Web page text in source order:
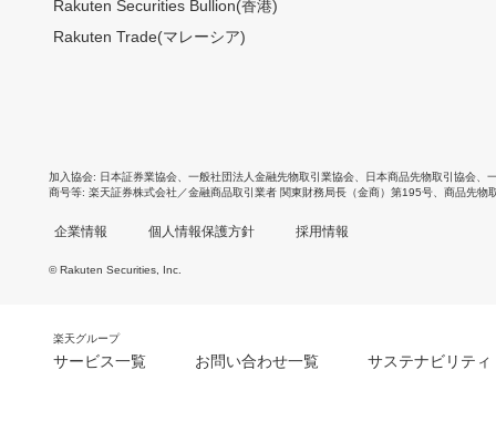
Rakuten Securities Bullion(香港)
Rakuten Trade(マレーシア)
加入協会 日本証券業協会 一般社団法人金融先物取引業協会 日本商品先物取引協会
商号等 楽天証券株式会社／金融商品取引業者 関東財務局長（金商）第195号、商品先物
企業情報 個人情報保護方針 採用情報
© Rakuten Securities, Inc.
楽天グループ
サービス一覧 お問い合わせ一覧 サステナビリティ